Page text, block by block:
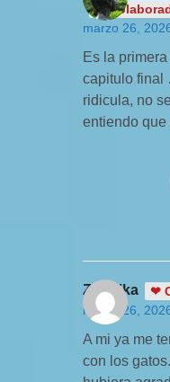
❤
marzo 26,
Es la
capitulo
ridicula, no
entiendo
Zuldrika
❤
marzo 26,
A mi ya me
con los